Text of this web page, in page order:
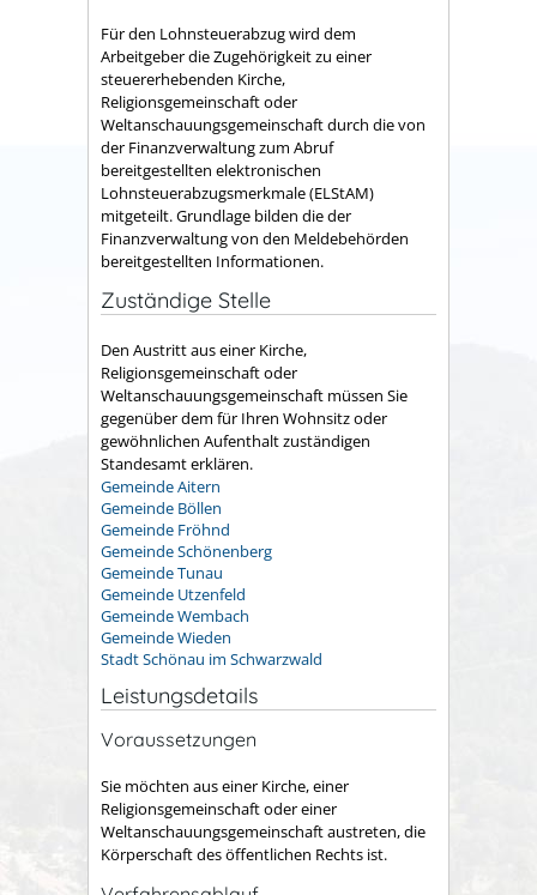
Für den Lohnsteuerabzug wird dem
Arbeitgeber die Zugehörigkeit zu einer
steuererhebenden Kirche,
Religionsgemeinschaft oder
Weltanschauungsgemeinschaft durch die von
der Finanzverwaltung zum Abruf
bereitgestellten elektronischen
Lohnsteuerabzugsmerkmale (ELStAM)
mitgeteilt. Grundlage bilden die der
Finanzverwaltung von den Meldebehörden
bereitgestellten Informationen.
Zuständige Stelle
Den Austritt aus einer Kirche,
Religionsgemeinschaft oder
Weltanschauungsgemeinschaft müssen Sie
gegenüber dem für Ihren Wohnsitz oder
gewöhnlichen Aufenthalt zuständigen
Standesamt erklären.
Gemeinde Aitern
Gemeinde Böllen
Gemeinde Fröhnd
Gemeinde Schönenberg
Gemeinde Tunau
Gemeinde Utzenfeld
Gemeinde Wembach
Gemeinde Wieden
Stadt Schönau im Schwarzwald
Leistungsdetails
Voraussetzungen
Sie möchten aus einer Kirche, einer
Religionsgemeinschaft oder einer
Weltanschauungsgemeinschaft austreten, die
Körperschaft des öffentlichen Rechts ist.